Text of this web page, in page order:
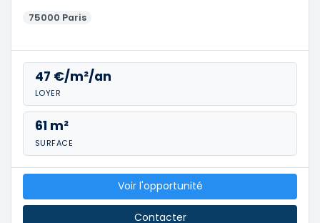
75000 Paris
47 €/m²/an
LOYER
61 m²
SURFACE
Voir l'opportunité
Contacter